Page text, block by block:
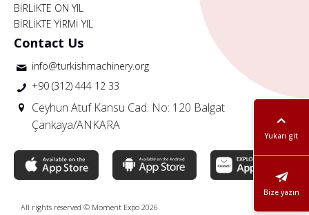
Yukarı git
Bize yazın
BİRLİKTE ON YIL
BİRLİKTE YİRMİ YIL
Contact Us
info@turkishmachinery.org
+90 (312) 444 12 33
Ceyhun Atuf Kansu Cad. No: 120 Balgat
Çankaya/ANKARA
All rights reserved © Moment Expo 2026